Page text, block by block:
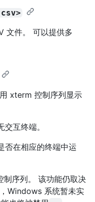
文件。 可以提供多
xterm 控制序列显示
互终端。
否在相应的终端中运
制序列。 该功能仍取决
Windows 系统暂未实